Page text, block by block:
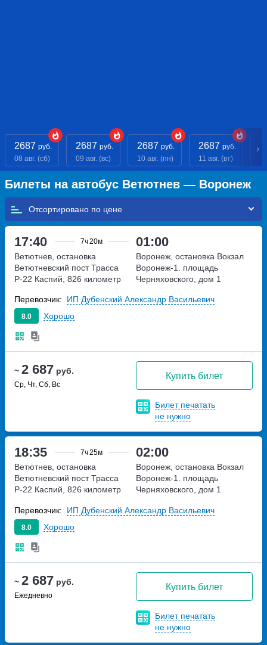
2687 руб.
08 авг. (сб)
2687 руб.
09 авг. (вс)
2687 руб.
10 авг. (пн)
2687 руб.
11 авг. (вт)
Билеты на автобус Ветютнев — Воронеж
Отсортировано по
17:40 7ч20м 01:00
~ 2 687 руб.
Ср, Чт, Сб, Вс
Купить билет
Билет печатать
не нужно
Ветютнев, остановка
Ветютневский пост Трасса
Р-22 Каспий, 826 километр
Воронеж, остановка Вокзал
Воронеж-1.
площадь
Черняховского, дом 1
8.0 Хорошо
Перевозчик: ИП Дубенский Александр Васильевич
18:35 7ч25м 02:00
~ 2 687 руб.
Ежедневно
Купить билет
Билет печатать
не нужно
Ветютнев, остановка
Ветютневский пост Трасса
Р-22 Каспий, 826 километр
Воронеж, остановка Вокзал
Воронеж-1. площадь
Черняховского, дом 1
8.0 Хорошо
Перевозчик: ИП Дубенский Александр Васильевич